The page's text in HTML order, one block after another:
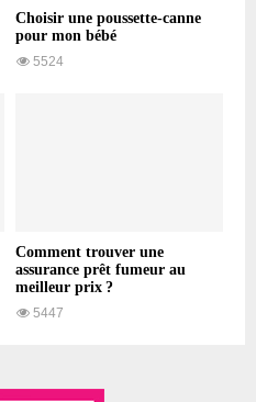
Choisir une poussette-canne
pour mon bébé
5524
Comment trouver une
assurance prêt fumeur au
meilleur prix ?
5447